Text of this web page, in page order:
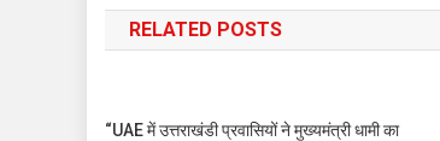
RELATED POSTS
“UAE में उत्तराखंडी प्रवासियों ने मुख्यमंत्री धामी का